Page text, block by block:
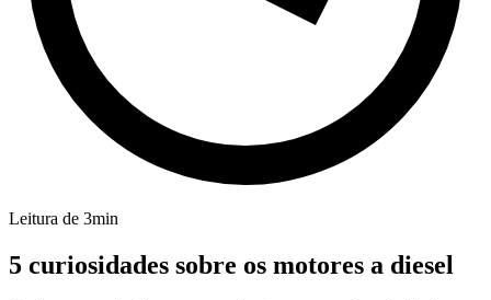
Leitura de 3min
5 curiosidades sobre os motores a diesel